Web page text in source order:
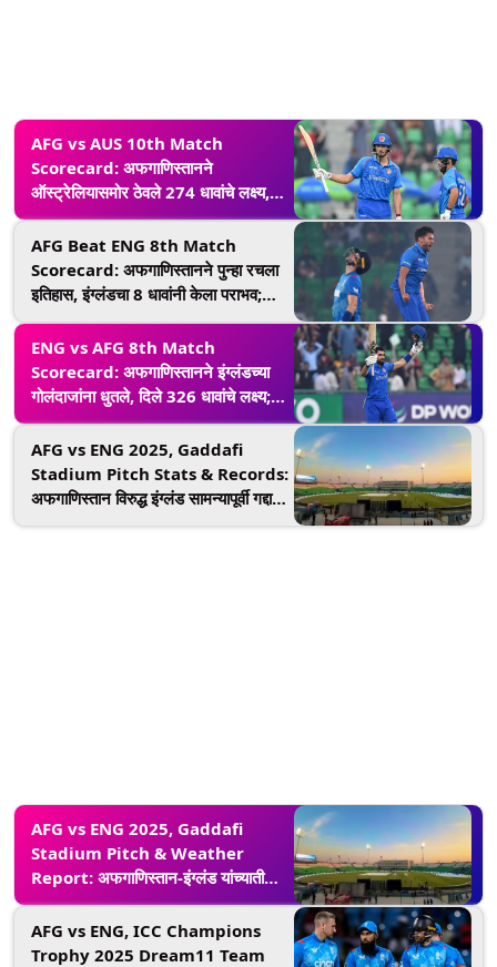
AFG vs AUS 10th Match
Scorecard: अफगाणिस्तानने
ऑस्ट्रेलियासमोर ठेवले 274 धावांचे लक्ष्य,
सेदिकुल्लाह अटल आणि उमरझाईची शानदार
खेळी
AFG Beat ENG 8th Match
Scorecard: अफगाणिस्तानने पुन्हा रचला
इतिहास, इंग्लंडचा 8 धावांनी केला पराभव;
बटलर सेना उपांत्य फेरीच्या शर्यतीतून बाहेर
ENG vs AFG 8th Match
Scorecard: अफगाणिस्तानने इंग्लंडच्या
गोलंदाजांना धुतले, दिले 326 धावांचे लक्ष्य;
इब्राहिम झद्रानची 177 धावांची शानदार
खेळी
AFG vs ENG 2025, Gaddafi
Stadium Pitch Stats & Records:
अफगाणिस्तान विरुद्ध इंग्लंड सामन्यापूर्वी गद्दाफी
AFG vs ENG 2025, Gaddafi
Stadium Pitch & Weather
Report: अफगाणिस्तान-इंग्लंड यांच्यातील
सामन्यावर पावसाचे संकट? गद्दाफी स्टेडियमचे
हवामान आणि खेळपट्टीची स्थिती जाणून घ्या
AFG vs ENG, ICC Champions
Trophy 2025 Dream11 Team